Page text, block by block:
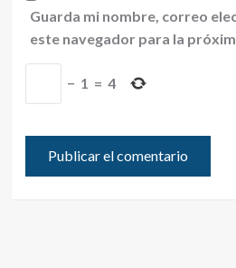
Guarda mi nombre, correo
este navegador para la
− 1 = 4